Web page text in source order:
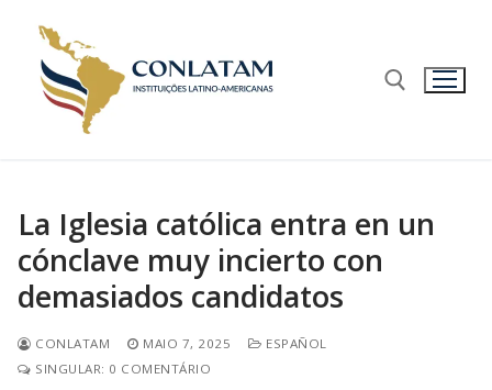
La Iglesia católica entra en un
cónclave muy incierto con
demasiados candidatos
CONLATAM MAIO 7, 2025
ESPAÑOL
SINGULAR: 0 COMENTÁRIO